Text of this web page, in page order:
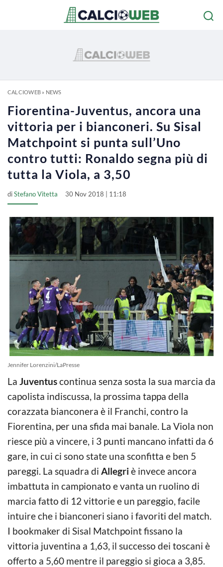
CALCIOWEB» NEWS
Fiorentina-Juventus, ancora una
vittoria per i bianconeri. Su Sisal
Matchpoint si punta sull’Uno
contro tutti: Ronaldo segna più di
tutta la Viola, a 3,50
diStefano Vitetta 30 Nov 2018 | 11:18
Jennifer Lorenzini/LaPresse
La Juventuscontinua senza sosta la sua marcia da
capolista indiscussa, la prossima tappa della
corazzata bianconera è il Franchi, contro la
Fiorentina, per una sfida mai banale. La Viola non
riesce più a vincere, i 3 punti mancano infatti da 6
gare, in cui ci sono state una sconfitta e ben 5
pareggi. La squadra di Allegri è invece ancora
imbattuta in campionato e vanta un ruolino di
marcia fatto di 12 vittorie e un pareggio, facile
intuire che i bianconeri siano i favoriti del match.
I bookmaker di Sisal Matchpoint fissano la
vittoria juventina a 1,63, il successo dei toscani è
offerto a 5,60 mentre il pareggio si gioca a 3,85.